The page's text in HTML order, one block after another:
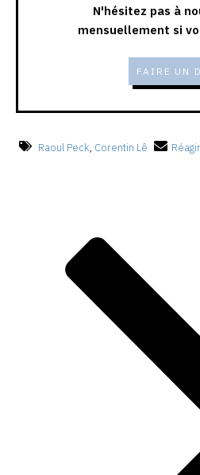
N'hésitez pas à
mensuellement si
FAIRE UN
Raoul Peck, Corentin Lê Réagir